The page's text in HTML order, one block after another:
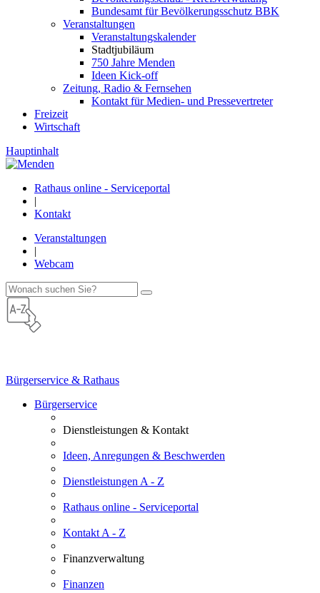
Bundesamt für Bevölkerungsschutz BBK
Veranstaltungen
Veranstaltungskalender
Stadtjubiläum
750 Jahre Menden
Ideen Kick-off
Zeitung, Radio & Fernsehen
Kontakt für Medien- und Pressevertreter
Freizeit
Wirtschaft
Hauptinhalt
Rathaus online - Serviceportal
|
Kontakt
Veranstaltungen
|
Webcam
Bürgerservice & Rathaus
Bürgerservice
Dienstleistungen & Kontakt
Ideen, Anregungen & Beschwerden
Dienstleistungen A - Z
Rathaus online - Serviceportal
Kontakt A - Z
Finanzverwaltung
Finanzen